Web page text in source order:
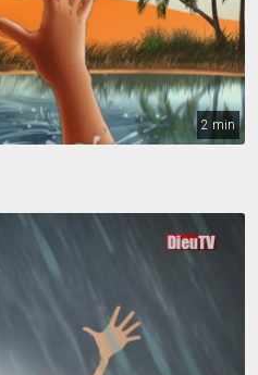
2 min